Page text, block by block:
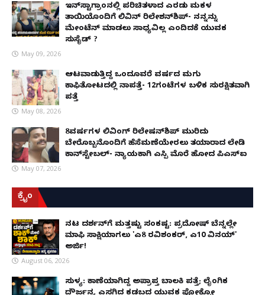
ಇನ್​ಸ್ಟಾಗ್ರಾಂನಲ್ಲಿ ಪರಿಚಿತಳಾದ ಎರಡು ಮಕ್ಕಳ
ತಾಯಿಯೊಂದಿಗೆ ಲಿವಿನ್ ರಿಲೇಶನ್​ಶಿಪ್- ನನ್ನನ್ನು
ಮೇಂಟೆನ್ ಮಾಡಲು ಸಾಧ್ಯವಿಲ್ಲ ಎಂದಿದಕ್ಕೆ ಯುವಕ
ಸುಸೈಡ್ ?
May 09, 2026
ಆಟವಾಡುತ್ತಿದ್ದ ಒಂದೂವರೆ ವರ್ಷದ ಮಗು
ಕಾಫಿತೋಟದಲ್ಲಿ ನಾಪತ್ತೆ- 12ಗಂಟೆಗಳ ಬಳಿಕ ಸುರಕ್ಷಿತವಾಗಿ
ಪತ್ತೆ
May 08, 2026
8ವರ್ಷಗಳ ಲಿವಿಂಗ್‌ ರಿಲೇಷನ್‌ಶಿಪ್ ಮುರಿದು
ಬೇರೊಬ್ಬನೊಂದಿಗೆ ಹೆಸೆಮಣೆಯೇರಲು ತಯಾರಾದ ಲೇಡಿ
ಕಾನ್‌ಸ್ಟೇಬಲ್- ನ್ಯಾಯಕ್ಕಾಗಿ ಎಸ್ಪಿ ಮೊರೆ ಹೋದ ಪಿಎಸ್ಐ
May 07, 2026
ಕ್ರೈಂ
ನಟ ದರ್ಶನ್‌ಗೆ ಮತ್ತಷ್ಟು ಸಂಕಷ್ಟ: ಪ್ರದೋಷ್ ಬೆನ್ನಲ್ಲೇ
ಮಾಫಿ ಸಾಕ್ಷಿಯಾಗಲು 'ಎ8 ರವಿಶಂಕರ್, ಎ10 ವಿನಯ್'
ಅರ್ಜಿ!
August 06, 2026
ಸುಳ್ಯ: ಕಾಣೆಯಾಗಿದ್ದ ಅಪ್ರಾಪ್ತ ಬಾಲಕಿ ಪತ್ತೆ; ಲೈಂಗಿಕ